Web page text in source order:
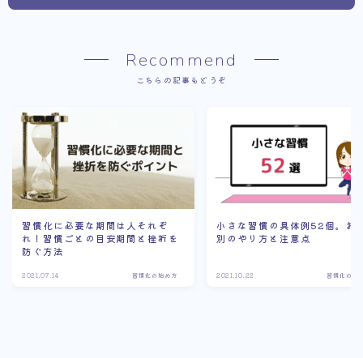
Recommend
こちらの記事もどうぞ
習慣化に必要な期間は人それぞ
れ！習慣ごとの目安期間と挫折を
防ぐ方法
2021.07.14 習慣化の始め方
小さな習慣の具体例52個。お
別のやり方と注意点
2021.10.22 習慣化の始